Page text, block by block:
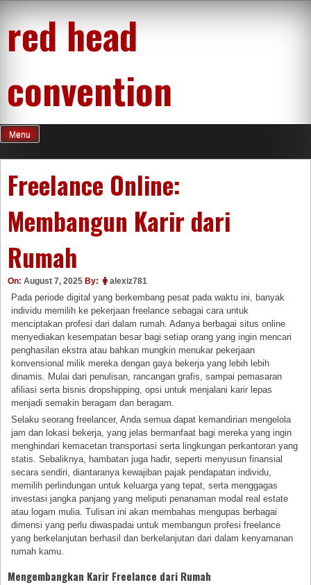
content
red head
convention
Menu
Freelance Online:
Membangun Karir dari
Rumah
On: August 7, 2025 By: alexiz781
Pada periode digital yang berkembang pesat pada waktu ini, banyak
individu memilih ke pekerjaan freelance sebagai cara untuk
menciptakan profesi dari dalam rumah. Adanya berbagai situs online
menyediakan kesempatan besar bagi setiap orang yang ingin mencari
penghasilan ekstra atau bahkan mungkin menukar pekerjaan
konvensional milik mereka dengan gaya bekerja yang lebih lebih
dinamis. Mulai dari penulisan, rancangan grafis, sampai pemasaran
afiliasi serta bisnis dropshipping, opsi untuk menjalani karir lepas
menjadi semakin beragam dan beragam.
Selaku seorang freelancer, Anda semua dapat kemandirian mengelola
jam dan lokasi bekerja, yang jelas bermanfaat bagi mereka yang ingin
menghindari kemacetan transportasi serta lingkungan perkantoran yang
statis. Sebaliknya, hambatan juga hadir, seperti menyusun finansial
secara sendiri, diantaranya kewajiban pajak pendapatan individu,
memilih perlindungan untuk keluarga yang tepat, serta menggagas
investasi jangka panjang yang meliputi penanaman modal real estate
atau logam mulia. Tulisan ini akan membahas mengupas berbagai
dimensi yang perlu diwaspadai untuk membangun profesi freelance
yang berkelanjutan berhasil dan berkelanjutan dari dalam kenyamanan
rumah kamu.
Mengembangkan Karir Freelance dari Rumah